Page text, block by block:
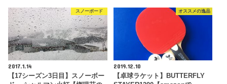
スノーボード
2017.1.14
【17シーズン3日目】スノーボー
オススメの逸品
2019.12.10
【卓球ラケット】BUTTERFLY